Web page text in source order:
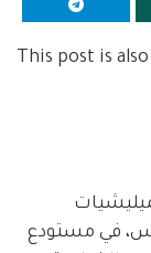
This post is
ديرالزور24 إنّ الميليشيات
في مستودع